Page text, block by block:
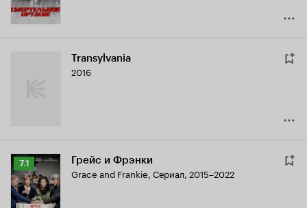
Transylvania
2016
Рейтинг
Кинопоиска
7.1
7.1 Грейс и Фрэнки
Grace and Frankie, Сериал, 2015–2022